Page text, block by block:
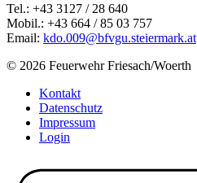
Tel.: +43 3127 / 28 640
Mobil.: +43 664 / 85 03 757
Email: kdo.009@bfvgu.steiermark.at
© 2026 Feuerwehr Friesach/Woerth
Kontakt
Datenschutz
Impressum
Login